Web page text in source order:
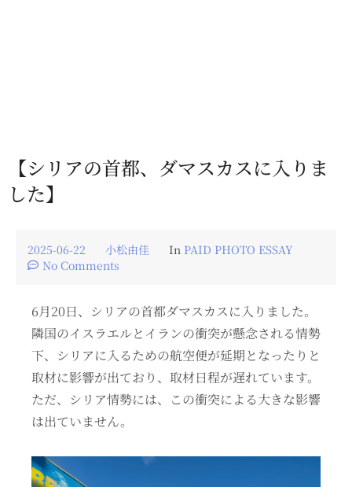
【シリアの首都、ダマスカスに入りま
した】
2025-06-22 小松由佳 In PAID PHOTO ESSAY
No Comments
6月20日、シリアの首都ダマスカスに入りました。
隣国のイスラエルとイランの衝突が懸念される情勢
下、シリアに入るための航空便が延期となったりと
取材に影響が出ており、取材日程が遅れています。
ただ、シリア情勢には、この衝突による大きな影響
は出ていません。